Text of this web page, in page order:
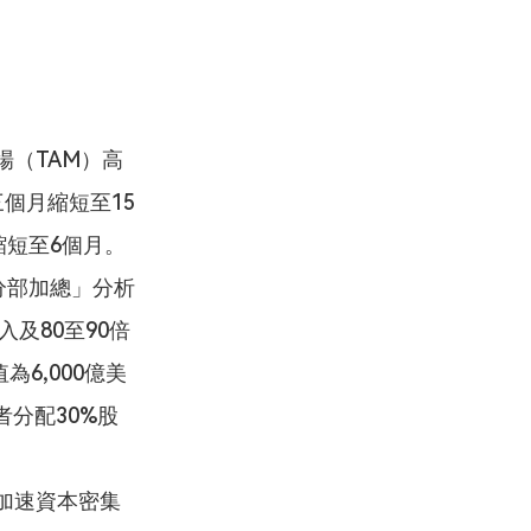
（TAM）高
月縮短至15
至6個月。
部加總」分析
及80至90倍
為6,000億美
分配30%股
速資本密集